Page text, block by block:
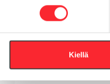
Kiellä
Kysy tuotteista:
Asiakaspalvelu
+358 10 5262 290